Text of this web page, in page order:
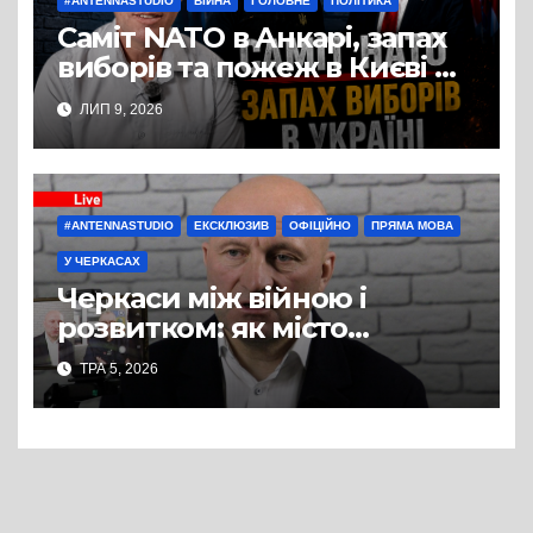
Саміт NATO в Анкарі, запах
виборів та пожеж в Києві —
студія Антени, політичний
експерт Руслан Бізяєв
ЛИП 9, 2026
#ANTENNASTUDIO ЕКСКЛЮЗИВ ОФІЦІЙНО ПРЯМА МОВА
У ЧЕРКАСАХ
Черкаси між війною і
розвитком: як місто
готується до зими, вирішує
кадрову кризу і планує
майбутнє
ТРА 5, 2026